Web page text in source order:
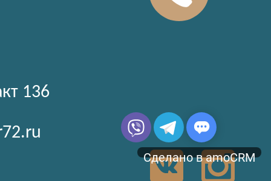
136
Сделано в amoCRM